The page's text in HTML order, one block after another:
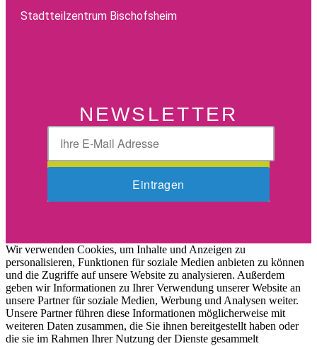
Stadtteilzentrum Bischofsheim
NEWSLETTER
Wir verwenden Cookies, um Inhalte und Anzeigen zu
personalisieren, Funktionen für soziale Medien anbieten zu können
und die Zugriffe auf unsere Website zu analysieren. Außerdem
geben wir Informationen zu Ihrer Verwendung unserer Website an
unsere Partner für soziale Medien, Werbung und Analysen weiter.
Unsere Partner führen diese Informationen möglicherweise mit
weiteren Daten zusammen, die Sie ihnen bereitgestellt haben oder
die sie im Rahmen Ihrer Nutzung der Dienste gesammelt